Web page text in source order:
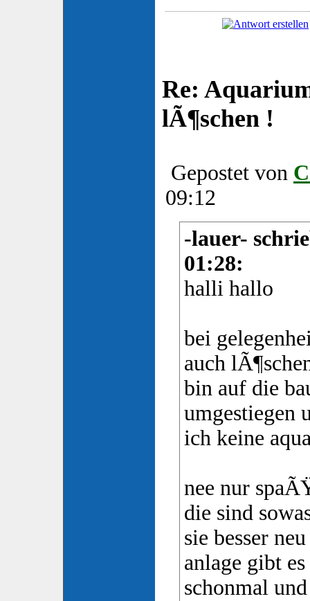
Re:
lÃ¶schen !
Gepostet von
09:12
-lauer-
01:28:
halli hallo
bei
auch
bin auf die
umgestiegen
ich keine
nee nur
die sind
sie besser
anlage gibt
schonmal